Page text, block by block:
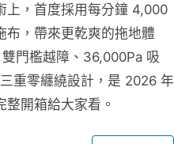
上，首度採用每分鐘 4,000
布，帶來更乾爽的拖地體
門檻越障、36,000Pa 吸
重零纏繞設計，是 2026 年
開箱給大家看。